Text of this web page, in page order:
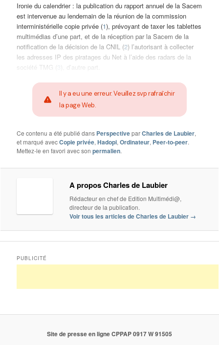
Ironie du calendrier : la publication du rapport annuel de la Sacem
est intervenue au lendemain de la réunion de la commission
interministérielle copie privée (1), prévoyant de taxer les tablettes
multimédias d’une part, et de la réception par la Sacem de la
notification de la décision de la CNIL (2) l’autorisant à collecter
les adresses IP des piratages du Net à l’aide des radars de la
société TMG (
3 ), d’autre part.
Il y a eu une erreur. Veuillez svp rafraîchir
la page Web.
Ce contenu a été publié dans PerspectiveparCharles de Laubier,
et marqué avecCopie privée,Hadopi,Ordinateur, Peer-to-peer.
Mettez-le en favori avec sonpermalien.
A propos Charles de Laubier
Rédacteur en chef de Edition Multimédi@,
directeur de la publication.
Voir tous les articles de Charles de Laubier →
PUBLICITÉ
Site de presse en ligne CPPAP 0917 W 91505